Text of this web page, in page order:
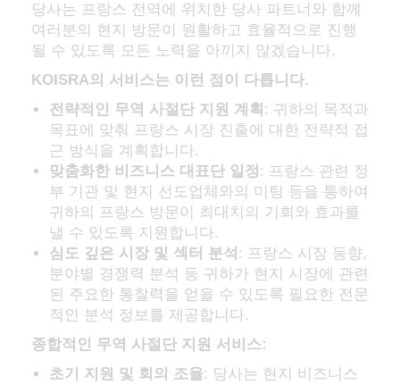
당사는 프랑스 전역에 위치한 당사 파트너와 함께
여러분의 현지 방문이 원활하고 효율적으로 진행
될 수 있도록 모든 노력을 아끼지 않겠습니다.
KOISRA의 서비스는 이런 점이 다릅니다.
전략적인 무역 사절단 지원 계획 : 귀하의 목적과
목표에 맞춰 프랑스 시장 진출에 대한 전략적 접
근 방식을 계획합니다.
맞춤화한 비즈니스 대표단 일정 : 프랑스 관련 정
부 기관 및 현지 선도업체와의 미팅 등을 통하여
귀하의 프랑스 방문이 최대치의 기회와 효과를
낼 수 있도록 지원합니다.
심도 깊은 시장 및 섹터 분석 : 프랑스 시장 동향,
분야별 경쟁력 분석 등 귀하가 현지 시장에 관련
된 주요한 통찰력을 얻을 수 있도록 필요한 전문
적인 분석 정보를 제공합니다.
종합적인 무역 사절단 지원 서비스:
초기 지원 및 회의 조율: 당사는 현지 비즈니스